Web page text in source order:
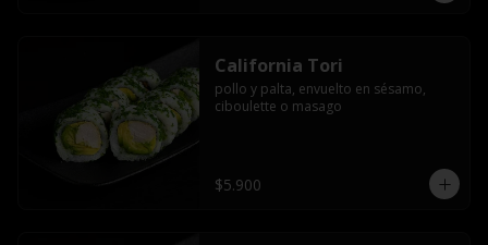
California Tori
pollo y palta, envuelto en sésamo,
ciboulette o masago
$5.900